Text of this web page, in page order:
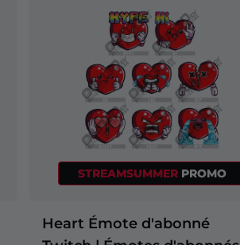
STREAMSUMMER PROMO
Heart Émote d'abonné